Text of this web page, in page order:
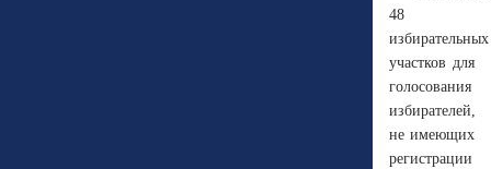
48
избирательных
участков для
голосования
избирателей,
не имеющих
регистрации